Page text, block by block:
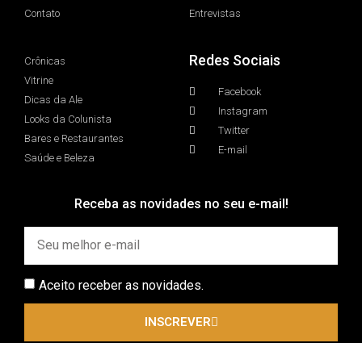
Contato
Entrevistas
Crônicas
Vitrine
Dicas da Ale
Looks da Colunista
Bares e Restaurantes
Saúde e Beleza
Redes Sociais
Facebook
Instagram
Twitter
E-mail
Receba as novidades no seu e-mail!
Aceito receber as novidades.
INSCREVER